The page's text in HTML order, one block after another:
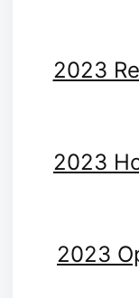
2023
2023
2023